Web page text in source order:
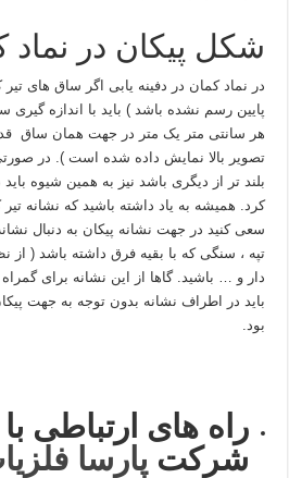
شکل پیکان در نماد
در نماد کمان در دفینه یابی اگر ساق های تیر
پایین رسم نشده باشد ) باید با اندازه
هر سانتی متر یک متر در جهت همان ساق
تصویر بالا نمایش داده شده است ). در
بلند تر از دیگری باشد نیز به همین شیوه
کرد. همیشه به یاد داشته باشید که نشانه
سعی کنید در جهت نشانه پیکان به دنبال
تپه ، سنگی که با بقیه فرق داشته باشد ( از
دار و … باشید. گاها از این نشانه برای
باید در اطراف نشانه بدون توجه به جهت
بود.
راه های ارتباطی با
شرکت پارسا